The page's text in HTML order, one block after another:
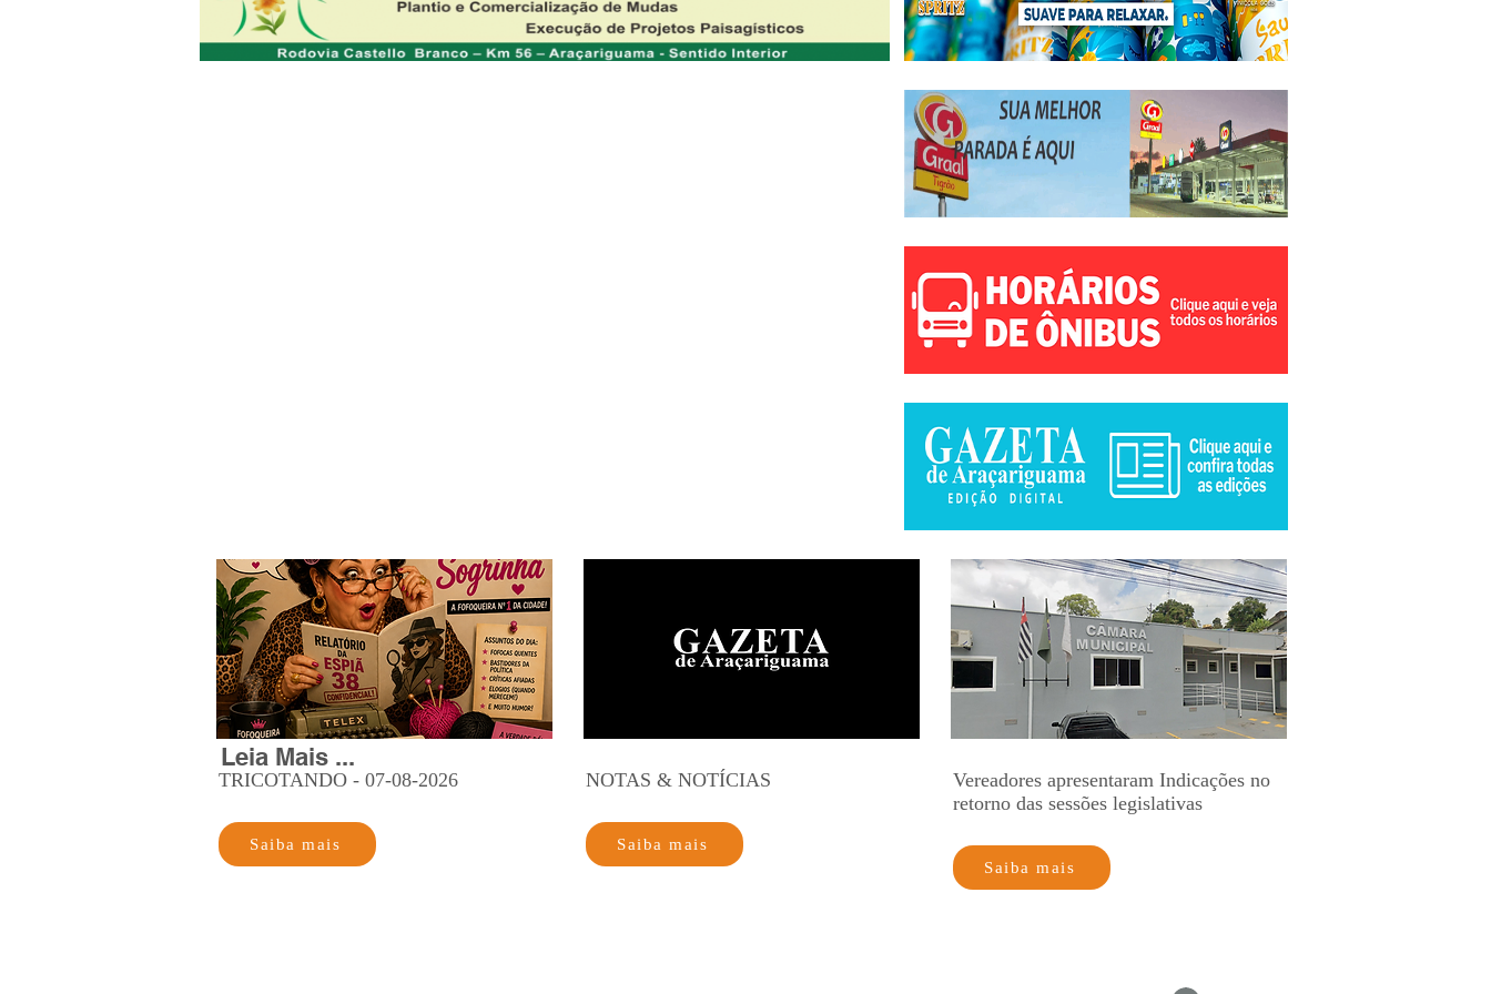
Leia Mais ...
TRICOTANDO - 07-08-2026
Saiba mais
NOTAS & NOTÍCIAS
Saiba mais
Vereadores apresentaram Indicações no
retorno das sessões legislativas
Saiba mais